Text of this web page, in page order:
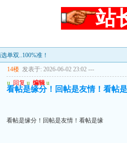
站
单双..100%准！
14楼 发表于: 2026-06-02 23:02 ---
u 回复 u 编辑 u
看帖是缘分！回帖是友情！看帖
看帖是缘分！回帖是友情！看帖是缘